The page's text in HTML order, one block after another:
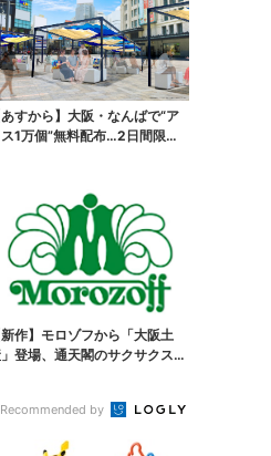
あすから】大阪・なんばで“ア
1万個”無料配布…2日間限定
新作】モロゾフから「大阪土
登場、通天閣のサクサクスイ
Recommended by